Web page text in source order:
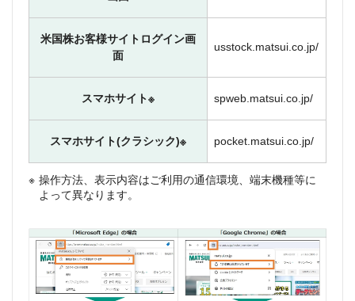
米国株お客様サイトログイン画
面
usstock.matsui.co.jp/
スマホサイト※ spweb.matsui.co.jp/
スマホサイト(クラシック)※ pocket.matsui.co.jp/
操作方法、表示内容はご利用の通信環境、端末機種等に
よって異なります。